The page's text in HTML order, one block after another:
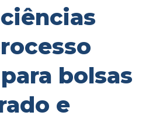
bolsas
e